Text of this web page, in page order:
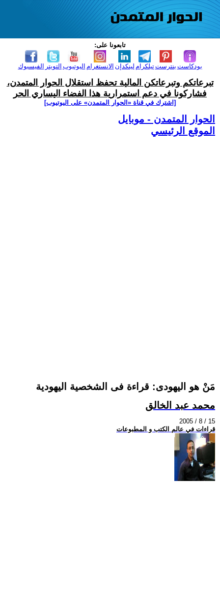
تابعونا على:
الفيسبوك التويتر اليوتيوب الانستغرام لينكدإن تيلكرامبنترست بودكاست
تبرعاتكم وتبرعاتكن المالية تحفظ استقلال الحوار المتمدن،
فشاركونا في دعم استمرارية هذا الفضاء اليساري الحر
[اشترك في قناة ‫«الحوار المتمدن» على اليوتيوب]
الحوار المتمدن - موبايل
الموقع الرئيسي
مَنْ هو اليهودى: قراءة فى الشخصية اليهودية
محمد عبد الخالق
2005 / 8 / 15
قراءات في عالم الكتب و المطبوعات